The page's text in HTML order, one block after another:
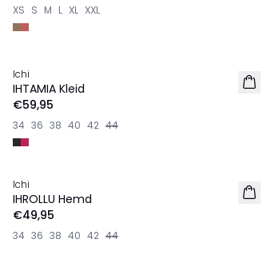
XS S M L XL XXL
NEU
Ichi
IHTAMIA Kleid
€59,95
34 36 38 40 42 44
NEU
Ichi
IHROLLU Hemd
€49,95
34 36 38 40 42 44